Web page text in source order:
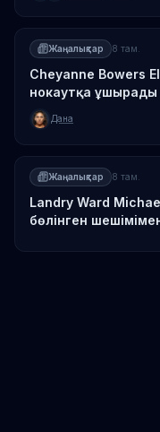
Жаңалықтар 8 там.
Cheyanne Bowers
нокаутқа ұшырады
Дана
Жаңалықтар 8 там.
Landry Ward
бөлінген